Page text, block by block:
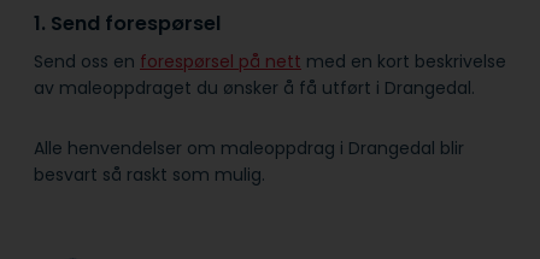
1. Send forespørsel
Send oss en forespørsel på nett med en kort beskrivelse
av maleoppdraget du ønsker å få utført i Drangedal.
Alle henvendelser om maleoppdrag i Drangedal blir
besvart så raskt som mulig.